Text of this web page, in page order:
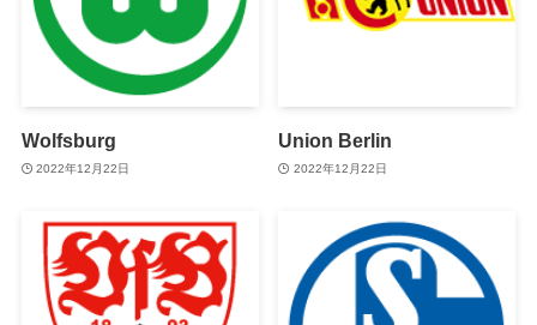
Wolfsburg
2022年12月22日
Union Berlin
2022年12月22日